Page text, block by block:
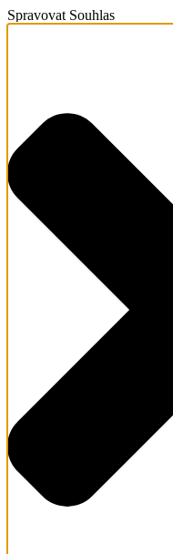
Spravovat Souhlas